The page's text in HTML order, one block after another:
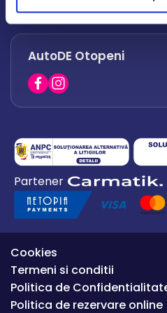
0730 063 852
0730 063 851
AutoDE Otopeni
0754 649 360
Partener
Cookies
Termeni si conditii
Politica de
Politica de rezervare online